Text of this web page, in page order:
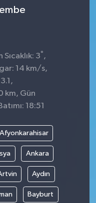
3° ,
14 km/s,
km, Gün
18:51
Afyonkarahisar
Ankara
Aydın
Bayburt